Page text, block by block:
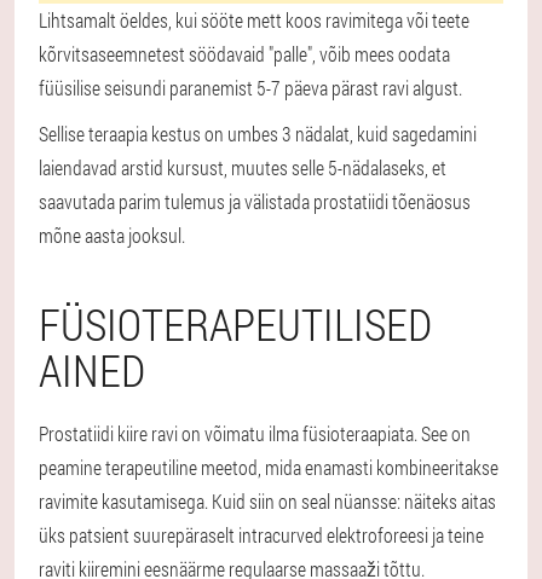
Lihtsamalt öeldes, kui sööte mett koos ravimitega või teete
kõrvitsaseemnetest söödavaid "palle", võib mees oodata
füüsilise seisundi paranemist 5-7 päeva pärast ravi algust.
Sellise teraapia kestus on umbes 3 nädalat, kuid sagedamini
laiendavad arstid kursust, muutes selle 5-nädalaseks, et
saavutada parim tulemus ja välistada prostatiidi tõenäosus
mõne aasta jooksul.
FÜSIOTERAPEUTILISED
AINED
Prostatiidi kiire ravi on võimatu ilma füsioteraapiata. See on
peamine terapeutiline meetod, mida enamasti kombineeritakse
ravimite kasutamisega. Kuid siin on seal nüansse: näiteks aitas
üks patsient suurepäraselt intracurved elektroforeesi ja teine
raviti kiiremini eesnäärme regulaarse massaaži tõttu.